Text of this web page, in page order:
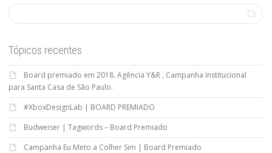
Tópicos recentes
Board premiado em 2018. Agência Y&R , Campanha Institucional
para Santa Casa de São Paulo.
#XboxDesignLab | BOARD PREMIADO
Budweiser | Tagwords – Board Premiado
Campanha Eu Meto a Colher Sim | Board Premiado